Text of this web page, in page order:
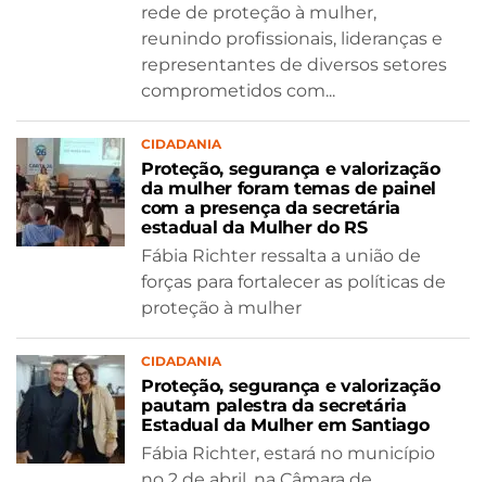
rede de proteção à mulher,
reunindo profissionais, lideranças e
representantes de diversos setores
comprometidos com...
CIDADANIA
Proteção, segurança e valorização
da mulher foram temas de painel
com a presença da secretária
estadual da Mulher do RS
Fábia Richter ressalta a união de
forças para fortalecer as políticas de
proteção à mulher
CIDADANIA
Proteção, segurança e valorização
pautam palestra da secretária
Estadual da Mulher em Santiago
Fábia Richter, estará no município